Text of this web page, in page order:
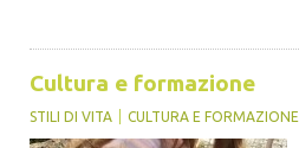
Cultura e formazione
STILI DI VITA CULTURA E FORMAZIONE